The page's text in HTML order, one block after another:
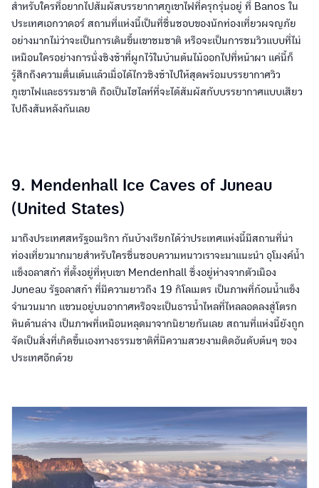
สำหรับใครที่อยากไปสัมผัสบรรยากาศภูเขาไฟที่ครุกรุ่นอยู่ ที่ Banos ใน
ประเทศเอกวาดอร์ สถานที่แห่งนี้เป็นที่ชื่นชอบของนักท่องเที่ยวผจญภัย
อย่างมากไม่ว่าจะเป็นการเดินขึ้นเขาชมชาติ หรือจะเป็นการชมวิวแบบที่ไม่
เหมือนใครอย่างการนั่งชิงช้าที่ผูกไว้ในบ้านต้นไม้ออกไปที่หน้าผา แค่นี้ก็
รู้สึกถึงความตื่นเต้นแล้วเมื่อได้ไกวชิงช้าไปให้สุดพร้อมบรรยากาศวิว
ภูเขาไฟและธรรมชาติ ถือเป็นไฮไลท์ที่จะได้สัมผัสกับบรรยากาศแบบเสียว
ไปถึงสันหลังกันเลย
9. Mendenhall Ice Caves of Juneau
(United States)
มาถึงประเทศสหรัฐอเมริกา กันบ้างเรียกได้ว่าประเทศแห่งนี้มีสถานที่น่า
ท่องเที่ยวมากมายสำหรับใครชื่นชอบความหนาวเราจะมาแนะนำ อุโมงค์น้ำ
แข็งอลาสก้า ที่ตั้งอยู่ที่หุบเขา Mendenhall ซึ่งอยู่ห่างจากตัวเมือง
Juneau รัฐอลาสก้า ที่มีความยาวถึง 19 กิโลเมตร เป็นภาพที่ก้อนน้ำแข็ง
จำนวนมาก แขวนอยู่บนอากาศหรือจะเป็นธารน้ำไหลที่ไหลลอดลงสู่โตรก
หินด้านล่าง เป็นภาพที่เหมือนหลุดมาจากนิยายกันเลย สถานที่แห่งนี้ยังถูก
จัดเป็นสิ่งที่เกิดขึ้นเองทางธรรมชาติที่มีความสวยงามติดอันดับต้นๆ ของ
ประเทศอีกด้วย